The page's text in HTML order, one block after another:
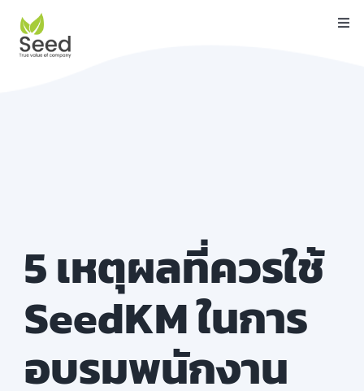
content
หน้าแรก
บล็อค
คู่มือ
สมัครใช้บริการ
5 เหตุผลที่ควรใช้
SeedKM ในการ
อบรมพนักงาน